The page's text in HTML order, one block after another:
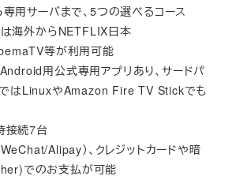
用サーバまで、5つの選べるコース
は海外からNETFLIX日本
等が利用可能
用公式専用アプリあり、サードパ
ではLinuxやAmazon Fire TV Stickでも
接続7台
Alipay）、クレジットカードや暗
でのお支払が可能